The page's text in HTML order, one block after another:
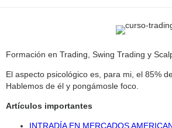
Formación en Trading, Swing Trading y
El aspecto psicológico es, para mi, el 85%
Hablemos de él y pongámosle foco.
Artículos importantes
INTRADÍA EN MERCADOS